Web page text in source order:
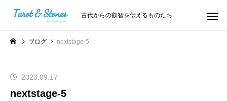
古代からの叡智を伝えるものたち
ブログ nextstage-5
2023.09.17
nextstage-5